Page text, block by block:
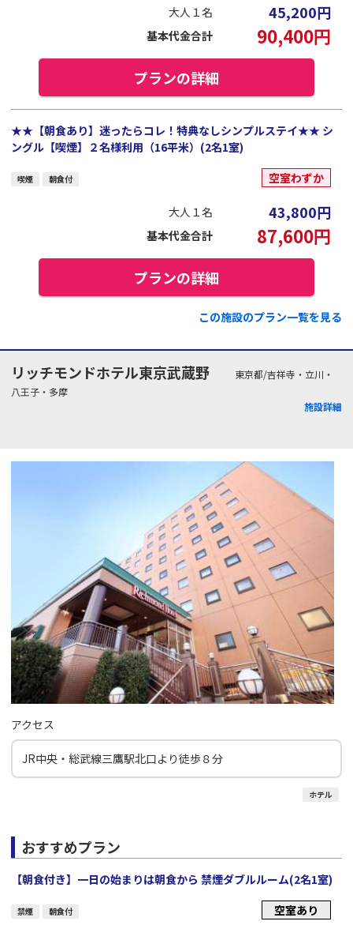
大人１名 45,200円
基本代金合計 90,400円
プランの詳細
★★【朝食あり】迷ったらコレ！特典なしシンプルステイ★★ シ
ングル【喫煙】２名様利用（16平米）(2名1室)
喫煙 朝食付 空室わずか
大人１名 43,800円
基本代金合計 87,600円
プランの詳細
この施設のプラン一覧を見る
リッチモンドホテル東京武蔵野
東京都/吉祥寺・立川・
八王子・多摩
施設詳細
アクセス
JR中央・総武線三鷹駅北口より徒歩８分
ホテル
おすすめプラン
【朝食付き】一日の始まりは朝食から 禁煙ダブルルーム(2名1室)
禁煙 朝食付 空室あり